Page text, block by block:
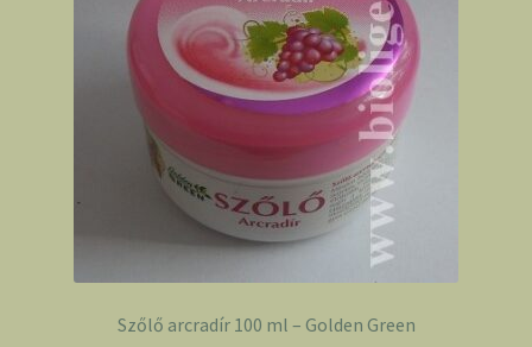
Szőlő arcradír 100 ml – Golden Green